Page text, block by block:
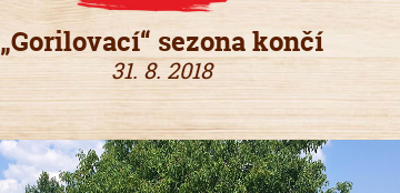
„Gorilovací“ sezona končí
31. 8. 2018